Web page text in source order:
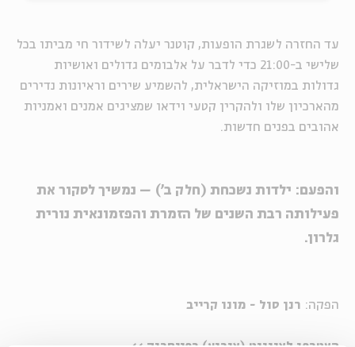
עד החזרה לשגרת הופעות, קוטנר יעלה לשידור חי מביתו בכל
שלישי ב-21:00 כדי לדבר על אלבומים גדולים ואושיות
גדולות במוזיקה הישראלית, להשמיע שירים וראיונות נדירים
מהארכיון שלו ולהקרין קטעי וידאו שמציגים אמנים ואמניות
אהובים בפנים חדשות.
והפעם: ילדות נשכחת (חלק ב') – נמשיך לסקור את
פעילותה רבת השנים של הזמרת והפזמונאית נורית
גלרון.
הפקה: רנן סול - מונו קרייב